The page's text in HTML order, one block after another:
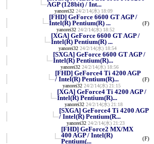
AGP (128bit) / Int...
yanorei32 24/2/14(水) 18:09
[FHD] GeForce 6600 GT AGP /
Intel(R) Pentium(R) ...
yanorei32 24/2/14(水) 18:52
(F)
[XGA] GeForce 6600 GT AGP /
Intel(R) Pentium(R) ...
yanorei32 24/2/14(水) 18:54
[SXGA] GeForce 6600 GT AGP /
Intel(R) Pentium(R)...
yanorei32 24/2/14(水) 18:56
[FHD] GeForce4 Ti 4200 AGP
/ Intel(R) Pentium(R)...
yanorei32 24/2/14(水) 21:15
(F)
[XGA] GeForce4 Ti 4200 AGP /
Intel(R) Pentium(R)...
yanorei32 24/2/14(水) 21:18
[SXGA] GeForce4 Ti 4200 AGP
/ Intel(R) Pentium(R...
yanorei32 24/2/14(水) 21:23
[FHD] GeForce2 MX/MX
400 AGP / Intel(R)
Pentium(...
(F)